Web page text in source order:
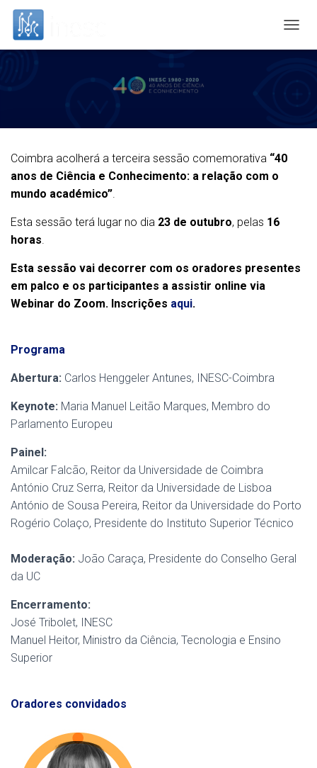
O
A
Coimbra acolherá a terceira sessão comemorativa “40
anos de Ciência e Conhecimento: a relação com o
mundo académico”.
Esta sessão terá lugar no dia 23 de outubro, pelas 16
horas.
Esta sessão vai decorrer com os oradores presentes
em palco e os participantes a assistir online via
Webinar do Zoom. Inscrições aqui.
Programa
Abertura: Carlos Henggeler Antunes, INESC-Coimbra
Keynote: Maria Manuel Leitão Marques, Membro do
Parlamento Europeu
Painel:
Amilcar Falcão, Reitor da Universidade de Coimbra
António Cruz Serra, Reitor da Universidade de Lisboa
António de Sousa Pereira, Reitor da Universidade do Porto
Rogério Colaço, Presidente do Instituto Superior Técnico
Moderação: João Caraça, Presidente do Conselho Geral
da UC
Encerramento:
José Tribolet, INESC
Manuel Heitor, Ministro da Ciência, Tecnologia e Ensino
Superior
Oradores convidados